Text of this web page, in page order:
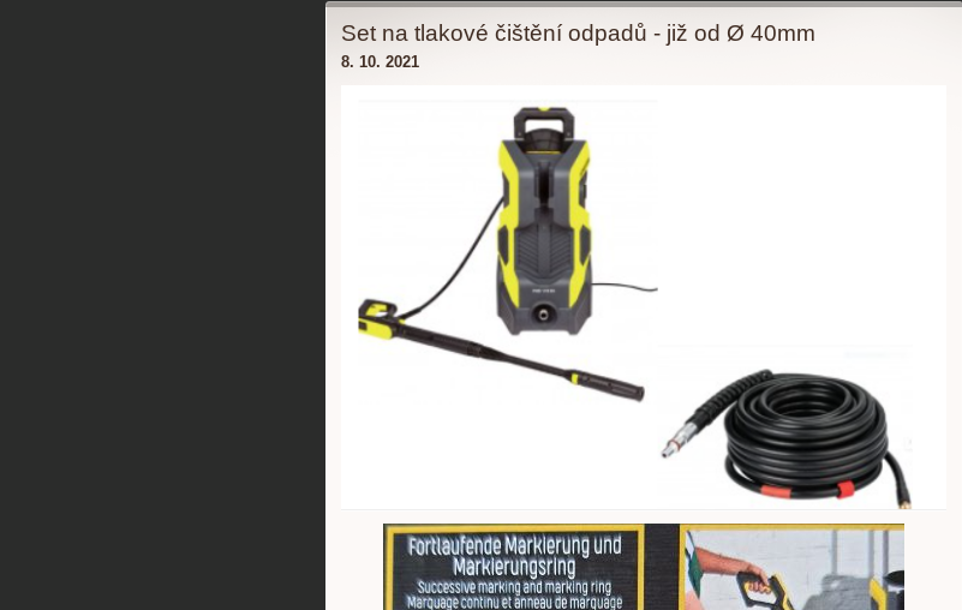
Set na tlakové čištění odpadů - již od Ø 40mm
8. 10. 2021